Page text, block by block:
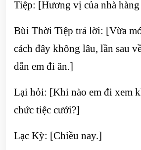
Tiệp: [Hương vị của nhà
Bùi Thời Tiệp trả lời: [Vừa
cách đây không lâu, lần sau
dẫn em đi ăn.]
Lại hỏi: [Khi nào em đi xem
chức tiệc cưới?]
Lạc Kỳ: [Chiều nay.]